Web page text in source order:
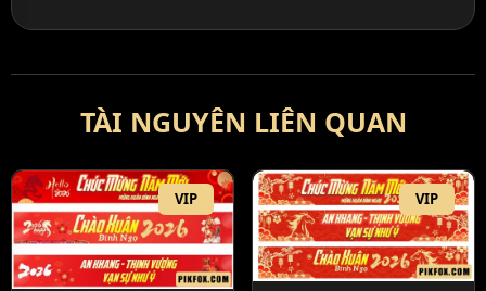
TÀI NGUYÊN LIÊN QUAN
VIP VIP